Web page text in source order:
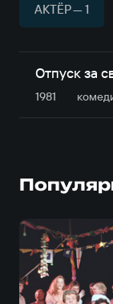
АКТЁР — 1
Отпуск за
1981